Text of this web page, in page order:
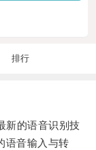
排行
的语音识别技
语音输入与转